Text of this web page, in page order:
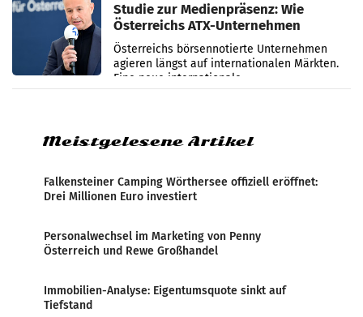
Studie zur Medienpräsenz: Wie
Österreichs ATX-Unternehmen
international wahrgenommen
werden
Österreichs börsennotierte Unternehmen
agieren längst auf internationalen Märkten.
Eine neue internationale
Medienresonanzanalyse untersucht die
Meistgelesene Artikel
Falkensteiner Camping Wörthersee offiziell eröffnet:
Drei Millionen Euro investiert
Personalwechsel im Marketing von Penny
Österreich und Rewe Großhandel
Immobilien-Analyse: Eigentumsquote sinkt auf
Tiefstand